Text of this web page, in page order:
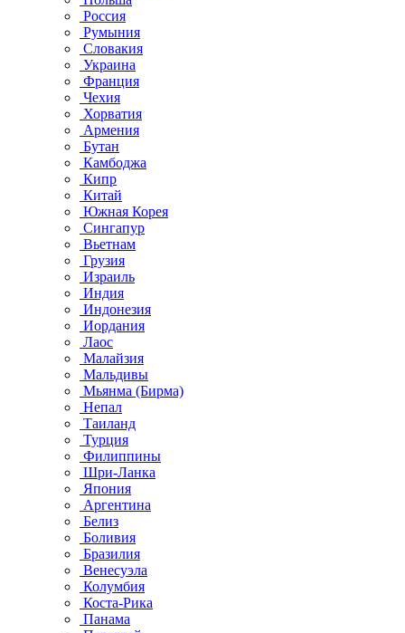
Россия
Румыния
Словакия
Украина
Франция
Чехия
Хорватия
Армения
Бутан
Камбоджа
Кипр
Китай
Южная Корея
Сингапур
Вьетнам
Грузия
Израиль
Индия
Индонезия
Иордания
Лаос
Малайзия
Мальдивы
Мьянма (Бирма)
Непал
Таиланд
Турция
Филиппины
Шри-Ланка
Япония
Аргентина
Белиз
Боливия
Бразилия
Венесуэла
Колумбия
Коста-Рика
Панама